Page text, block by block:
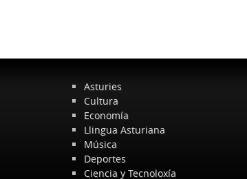
Asturies
Cultura
Economía
Llingua Asturiana
Música
Deportes
Ciencia y Tecnoloxía